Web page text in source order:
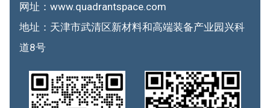
网址：www.quadrantspace.com
地址：天津市武清区新材料和高端装备产业园兴科
道8号